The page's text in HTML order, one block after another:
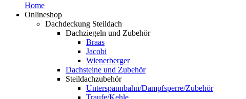
Home
Onlineshop
Dachdeckung Steildach
Dachziegeln und Zubehör
Braas
Jacobi
Wienerberger
Dachsteine und Zubehör
Steildachzubehör
Unterspannbahn/Dampfsperre/Zubehör
Traufe/Kehle